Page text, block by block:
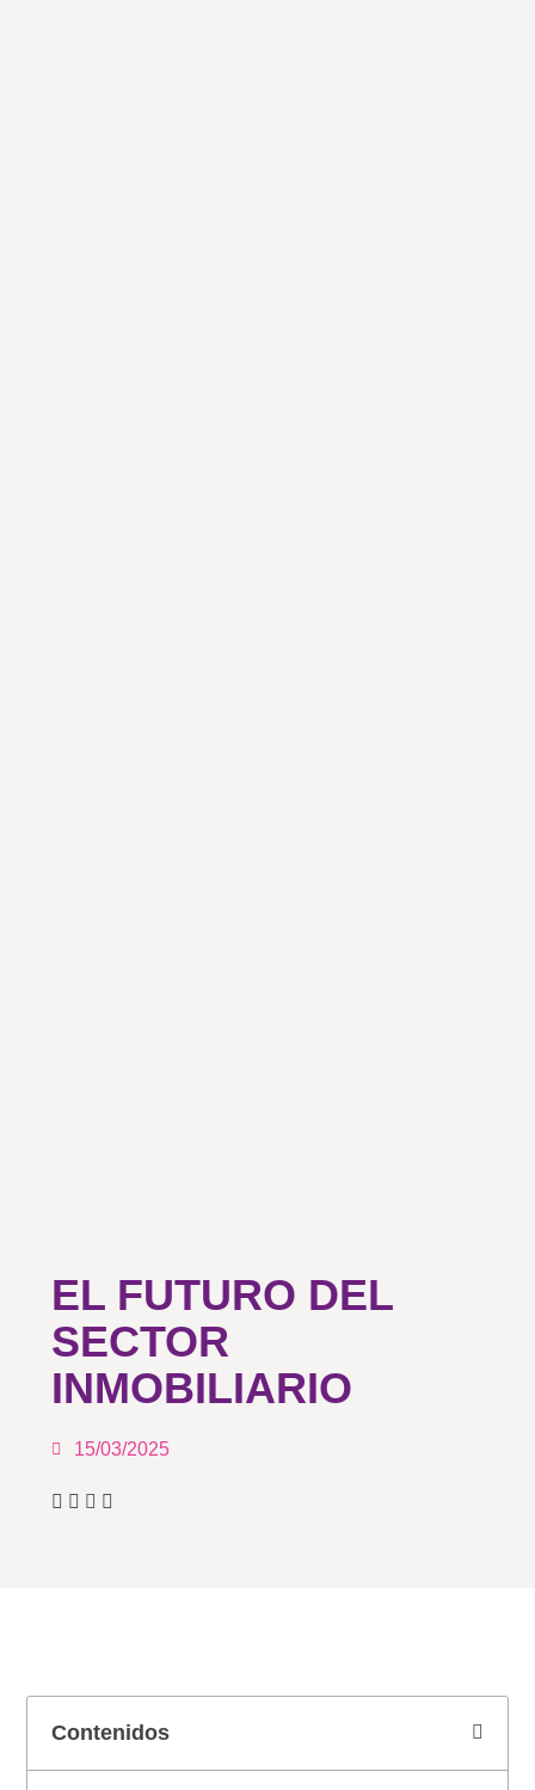
EL FUTURO DEL
SECTOR
INMOBILIARIO
15/03/2025
Contenidos